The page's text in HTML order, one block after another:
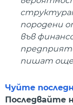
породени
във
пишат
Чуйте
Последвайте